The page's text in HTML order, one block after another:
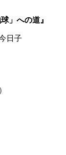
」への道』
日子
）